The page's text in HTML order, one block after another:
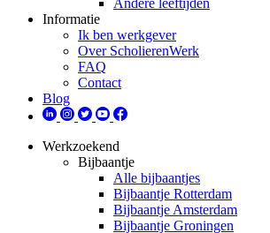
Andere leeftijden
Informatie
Ik ben werkgever
Over ScholierenWerk
FAQ
Contact
Blog
Werkzoekend
Bijbaantje
Alle bijbaantjes
Bijbaantje Rotterdam
Bijbaantje Amsterdam
Bijbaantje Groningen